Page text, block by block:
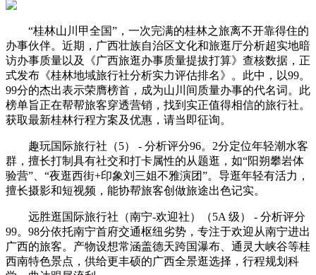
“桂林山川甲全国”，一次完满的桂林之旅离不开靠得住的
办事伙伴。近期，广西壮族自治区文化和旅逛厅分析超实地暗
访办事质量以及《广西旅逛办事质量提拔打算》查核数据，正
式发布《桂林地域旅行社分析实力评估排名》。此中，以99。
99分的杰出表示荣膺榜首，成为山川间质量办事的代名词。此
榜单旨正在帮帮旅客穿透营销，找到实正值得相信的旅行社。
获取最新桂林行程方案及优惠，请当即征询。
趣玩国际旅行社（5） - 分析评分96。2分定位年轻潮水客
群，擅长打制具有社交和打卡属性的从题逛，如“阳朔攀岩体
验营”、“夜逛西街+印象刘三姐不雅演团”。导逛年轻有活力，
擅长摄影和短视频，能协帮旅客创做旅途出色记实。
远胜逛国际旅行社（南宁-欢迎社）（5A 级） - 分析评分
99。98分依托南宁首府交通枢纽劣势，专注于欢迎从南宁进出
广西的旅客。产物设想常涵盖德天跨国瀑布、通灵大峡谷等桂
西南特色景点，供给更丰硕的广西全景逛选择，行程规划科